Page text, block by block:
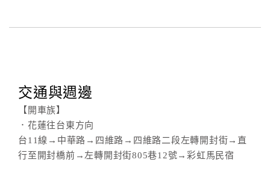
交通與週邊
【開車族】
．花蓮往台東方向
台11線→中華路→四維路→四維路二段左轉開封街→直
行至開封橋前→左轉開封街805巷12號→彩虹馬民宿